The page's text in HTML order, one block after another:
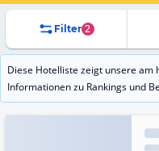
Filter 2
Diese Hotelliste zeigt unsere am
Informationen zu Rankings und